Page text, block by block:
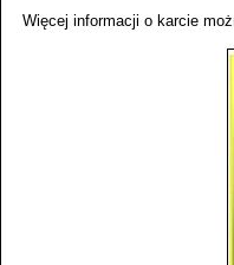
Więcej informacji o karcie